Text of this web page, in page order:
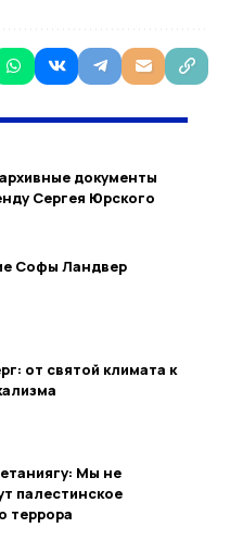
документы
Сергея Юрского
Софы Ландвер
от святой климата к
Мы не
палестинское
террора